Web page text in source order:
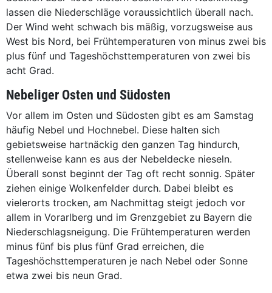
lassen die Niederschläge voraussichtlich überall nach.
Der Wind weht schwach bis mäßig, vorzugsweise aus
West bis Nord, bei Frühtemperaturen von minus zwei bis
plus fünf und Tageshöchsttemperaturen von zwei bis
acht Grad.
Nebeliger Osten und Südosten
Vor allem im Osten und Südosten gibt es am Samstag
häufig Nebel und Hochnebel. Diese halten sich
gebietsweise hartnäckig den ganzen Tag hindurch,
stellenweise kann es aus der Nebeldecke nieseln.
Überall sonst beginnt der Tag oft recht sonnig. Später
ziehen einige Wolkenfelder durch. Dabei bleibt es
vielerorts trocken, am Nachmittag steigt jedoch vor
allem in Vorarlberg und im Grenzgebiet zu Bayern die
Niederschlagsneigung. Die Frühtemperaturen werden
minus fünf bis plus fünf Grad erreichen, die
Tageshöchsttemperaturen je nach Nebel oder Sonne
etwa zwei bis neun Grad.